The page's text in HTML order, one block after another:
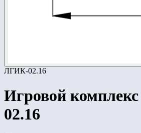
ЛГИК-02.16
Игровой
02.16